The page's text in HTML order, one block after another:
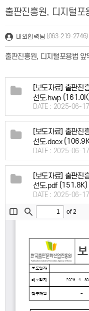
출판진흥원, 디지털
대외협력팀 (063-219-2746)
출판진흥원, 디지털포용법
[보도자료] 출판진
선도.hwp
DATE : 2025-06-
[보도자료] 출판진
선도.docx
DATE : 2025-06-
[보도자료] 출판진
선도.pdf(151.8K)
DATE : 2025-06-